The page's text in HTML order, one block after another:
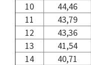
10
44,46
11
43,79
12
43,36
13
41,54
14
40,71